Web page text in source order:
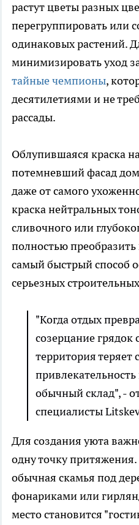
растут цветы разных
перегруппировать или
одинаковых растений.
минимизировать уход
тайные чемпионы,
десятилетиями и не
рассады.
Облупившаяся краска
потемневший фасад
даже от самого
краска нейтральных
сливочного или
полностью
самый быстрый способ
серьезных
"Когда отдых
созерцание грядок
территория теряет
обычный склад", -
специалисты
Для создания уюта
одну точку
обычная скамья под
фонариками или
место становится